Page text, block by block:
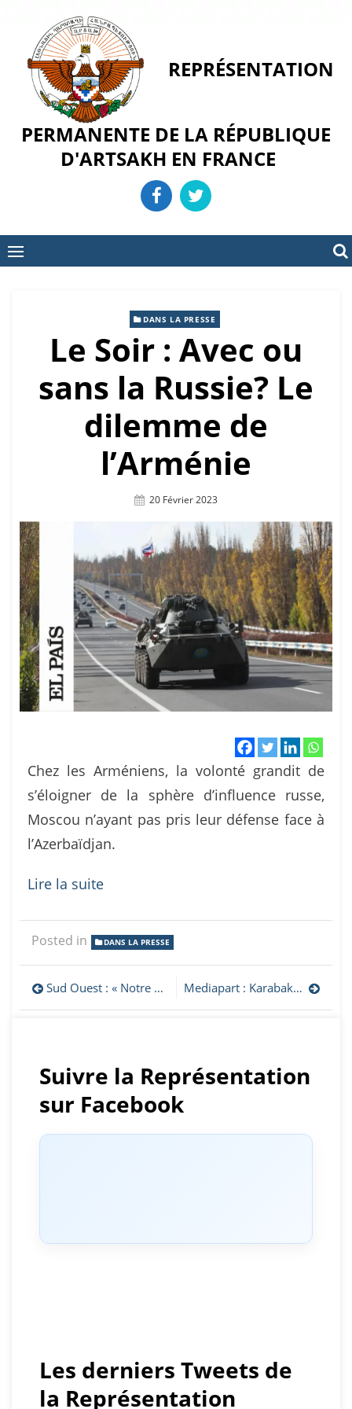
content
REPRÉSENTATION
PERMANENTE DE LA RÉPUBLIQUE
D'ARTSAKH EN FRANCE
DANS LA PRESSE
Le Soir : Avec ou
sans la Russie? Le
dilemme de
l’Arménie
Posted
20 Février 2023
Chez les Arméniens, la volonté grandit de
s’éloigner de la sphère d’influence russe,
Moscou n’ayant pas pris leur défense face à
l’Azerbaïdjan.
Lire la suite
Posted in DANS LA PRESSE
Navigation
de
Sud Ouest : « Notre pays n’est plus qu’un vulgaire vestige du grand royaume d’Arménie » Mediapart : Karabakh : l’UE déploie des observateurs à la frontière entre l’Arménie et l’Azerbaïdjan
Suivre la Représentation
sur Facebook
Les derniers Tweets de
la Représentation